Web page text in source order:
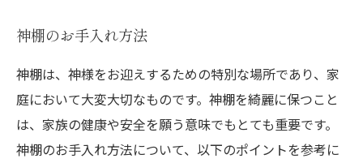
神棚のお手入れ方法
神棚は、神様をお迎えするための特別な場所であり、家
庭において大変大切なものです。神棚を綺麗に保つこと
は、家族の健康や安全を願う意味でもとても重要です。
神棚のお手入れ方法について、以下のポイントを参考に